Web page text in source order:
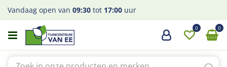
a
Vandaag open van 09:30 tot 17:00 uur